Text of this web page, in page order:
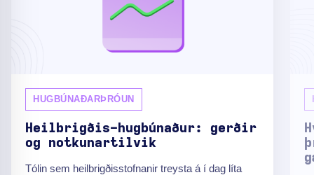
HUGBÚNAÐARÞRÓUN
Heilbrigðis-hugbúnaður: gerðir
og notkunartilvik
Tólin sem heilbrigðisstofnanir treysta á í dag líta